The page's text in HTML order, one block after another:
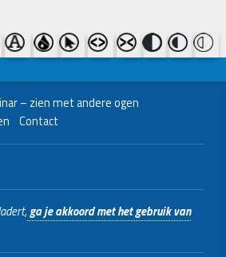
- 427 04 48
– zien met andere ogen
Contact
ga je akkoord met het gebruik van